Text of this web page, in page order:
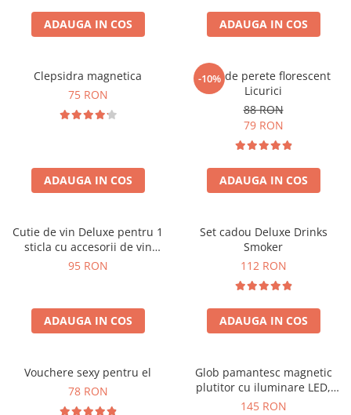
ADAUGA IN COS ADAUGA IN COS
Clepsidra magnetica
75 RON
ADAUGA IN COS
-10%
Ceas de perete florescent
Licurici
88 RON
79 RON
ADAUGA IN COS
Cutie de vin Deluxe pentru 1
sticla cu accesorii de vin
incluse interior oranj
95 RON
ADAUGA IN COS
Set cadou Deluxe Drinks
Smoker
112 RON
ADAUGA IN COS
Vouchere sexy pentru el
78 RON
Glob pamantesc magnetic
plutitor cu iluminare LED,
Forma C
145 RON